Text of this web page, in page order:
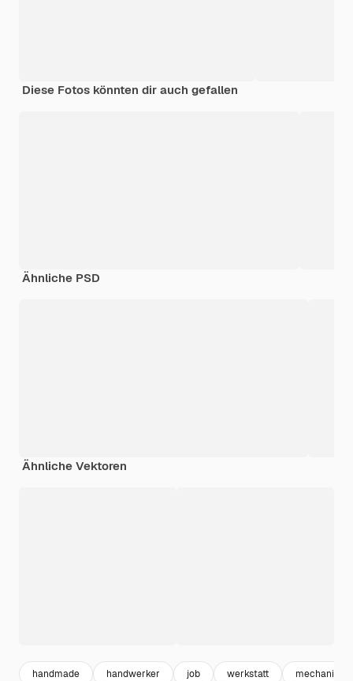
Diese Fotos könnten dir auch gefallen
Ähnliche PSD
Ähnliche Vektoren
handmade handwerker job werkstatt mechaniker